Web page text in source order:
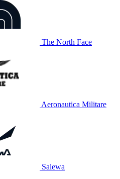
The North Face
Aeronautica Militare
Salewa